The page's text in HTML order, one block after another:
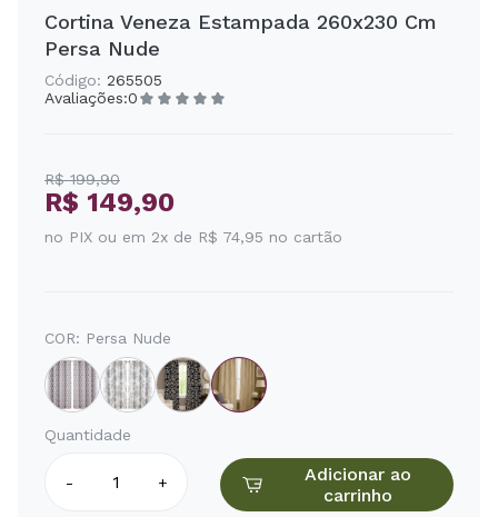
Cortina Veneza Estampada 260x230 Cm
Persa Nude
Código: 265505
Avaliações:0
R$ 199,90
R$ 149,90
no PIX ou em 2x de R$ 74,95 no cartão
COR: Persa Nude
Quantidade
- +
Adicionar ao
carrinho